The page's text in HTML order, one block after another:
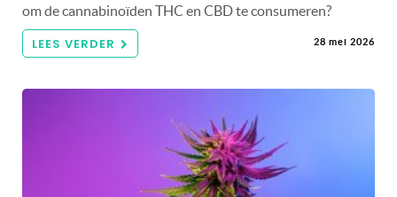
om de cannabinoïden THC en CBD te consumeren?
LEES VERDER 28 mei 2026